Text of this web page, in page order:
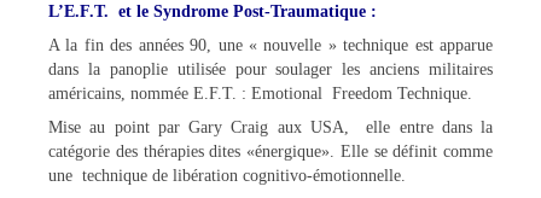
L’E.F.T. et le Syndrome Post-Traumatique :
A la fin des années 90, une « nouvelle » technique est apparue
dans la panoplie utilisée pour soulager les anciens militaires
américains, nommée E.F.T. : Emotional Freedom Technique.
Mise au point par Gary Craig aux USA, elle entre dans la
catégorie des thérapies dites «énergique». Elle se définit comme
une technique de libération cognitivo-émotionnelle.